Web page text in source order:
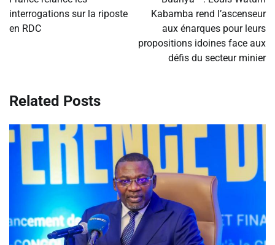
interrogations sur la riposte
en RDC
Kabamba rend l’ascenseur
aux énarques pour leurs
propositions idoines face aux
défis du secteur minier
Related Posts